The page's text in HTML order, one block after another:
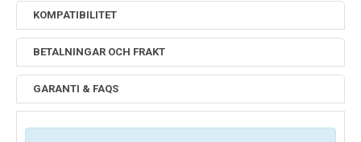
KOMPATIBILITET
BETALNINGAR OCH FRAKT
GARANTI & FAQS